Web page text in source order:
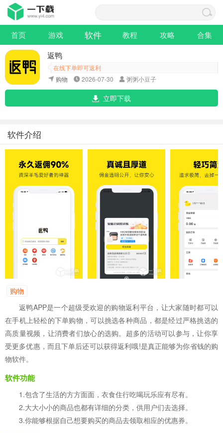
首页 游戏 软件 教程 攻略 合集
返鸭
在线下单即可返利
购物
2026-07-30 粥粥小豆子
立即下载
软件介绍
购物
返鸭APP是一个超级受欢迎的购物返利平台，让大家随时都可以
在手机上轻松的下单购物，可以挑选各种商品，都是经过严格挑选的
高质量视频，让消费者们放心的选购。超多的活动可以参与，让你享
受更多优惠，而且下单后还可以获得返利哦!是真正能够为你省钱的购
物软件。
软件功能
1.包含了生活的方方面面，衣食住行吃喝玩乐应有尽有。
2.大大小小的商品也都有详细的分类，供用户们去选择。
3.你能够根据自己想要购买的商品去领取相应的优惠券。